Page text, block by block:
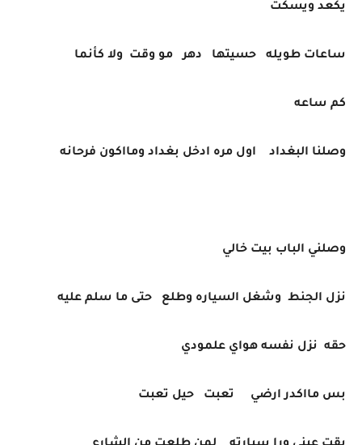
يكعد ويسكت
ساعات طويله حسيتها دهر مو وقت ولا كأنما
كم ساعه
وصلنا البغداد اول مره ادخل بغداد ومااكون فرحانه
وصلني الباب بيت خالي
نزل الجنط وشغل السياره وطلع حتى ما سلم عليه
حقه نزل نفسه هواي علمودي
بس مااكدر ارضي تعبت حيل تعبت